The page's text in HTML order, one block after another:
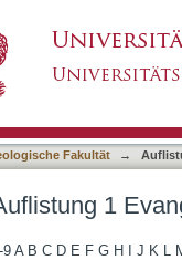
Fakultät →
1
9A B C D E F G H J K L